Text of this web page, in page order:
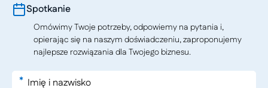
Spotkanie
Omówimy Twoje potrzeby, odpowiemy na pytania i,
opierając się na naszym doświadczeniu, zaproponujemy
najlepsze rozwiązania dla Twojego biznesu.
*